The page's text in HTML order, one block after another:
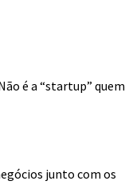
é a “startup” quem
junto com os